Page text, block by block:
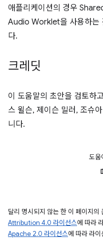
애플리케이션의 경우
Audio Worklet을 사용하는
다.
크레딧
이 도움말의 초안을 검토하
스 윌슨, 제이슨 밀러, 조슈
니다.
도움
달리 명시되지 않는 한 이 페이지의
Attribution 4.0 라이선스에 따라
Apache 2.0 라이선스에 따라 라